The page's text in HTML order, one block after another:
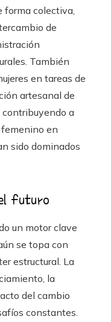
forma colectiva,
de
También
en tareas de
artesanal de
a
en
sido dominados
futuro
un motor clave
se topa con
estructural. La
la
del cambio
constantes.